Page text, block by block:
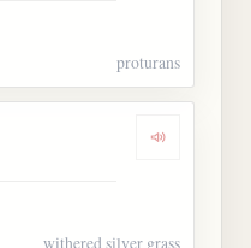
proturans
Dengarkan
withered silver grass